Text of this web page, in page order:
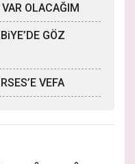
OLACAĞIM
GÖZ
VEFA